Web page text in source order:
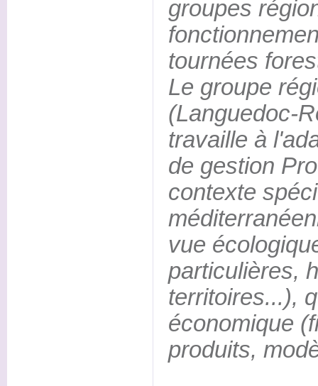
groupes
tournées
Le groupe
(Languedoc-
travaille à
de gestion
contexte
vue
particulières,
territoires...),
économique
produits,